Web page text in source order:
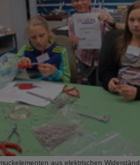
aus elektrischen